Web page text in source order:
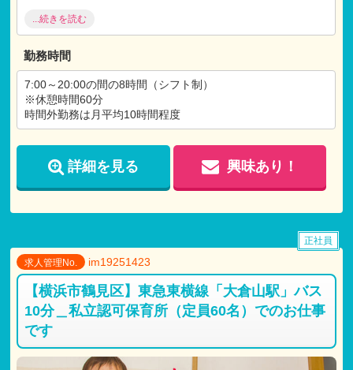
健康診断（年1回）
リゾート施設の利用
交通費支給（上限30,000円/月）
...続きを読む
勤務時間
7:00～20:00の間の8時間（シフト制）
※休憩時間60分
時間外勤務は月平均10時間程度
詳細を見る 興味あり！
求人管理No. im19251423
【横浜市鶴見区】東急東横線「大倉山駅」バス
10分＿私立認可保育所（定員60名）でのお仕事
です
正社員